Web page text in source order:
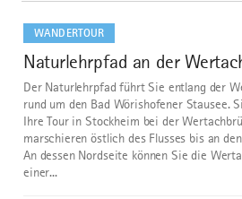
WANDERTOUR
1
Naturlehrpfad an der
Der Naturlehrpfad führt Sie entlang der
rund um den Bad Wörishofener Stausee.
Ihre Tour in Stockheim bei der
marschieren östlich des Flusses bis an
An dessen Nordseite können Sie die
einer...
dazu